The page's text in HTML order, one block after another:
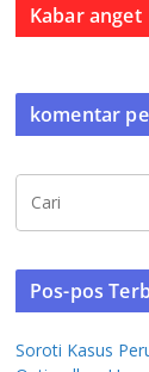
Kabar anget
komentar
Pos-pos
Soroti Kasus